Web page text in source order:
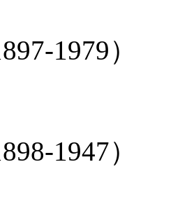
1979）
1947）